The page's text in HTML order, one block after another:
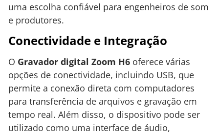
uma escolha confiável para engenheiros de som
e produtores.
Conectividade e Integração
O Gravador digital Zoom H6 oferece várias
opções de conectividade, incluindo USB, que
permite a conexão direta com computadores
para transferência de arquivos e gravação em
tempo real. Além disso, o dispositivo pode ser
utilizado como uma interface de áudio,